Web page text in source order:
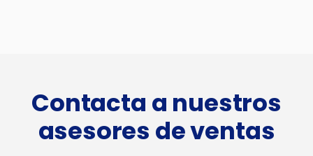
Contacta a nuestros
asesores de ventas